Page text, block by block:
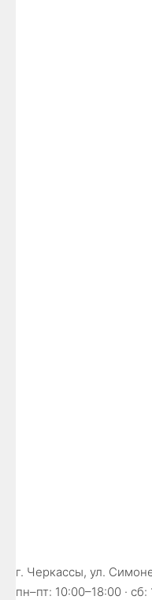
г. Черкассы, ул.
пн–пт: 10:00–18:00 ·